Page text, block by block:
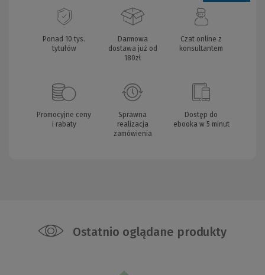
Ponad 10 tys.
tytułów
Darmowa
dostawa już od
180zł
Czat online z
konsultantem
Promocyjne ceny
i rabaty
Sprawna
realizacja
zamówienia
Dostęp do
ebooka w 5 minut
Ostatnio oglądane produkty